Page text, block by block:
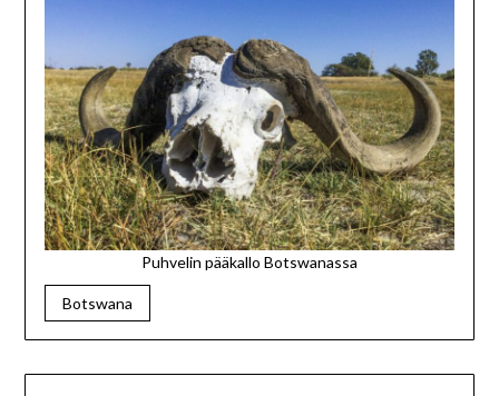
Puhvelin pääkallo Botswanassa
Botswana